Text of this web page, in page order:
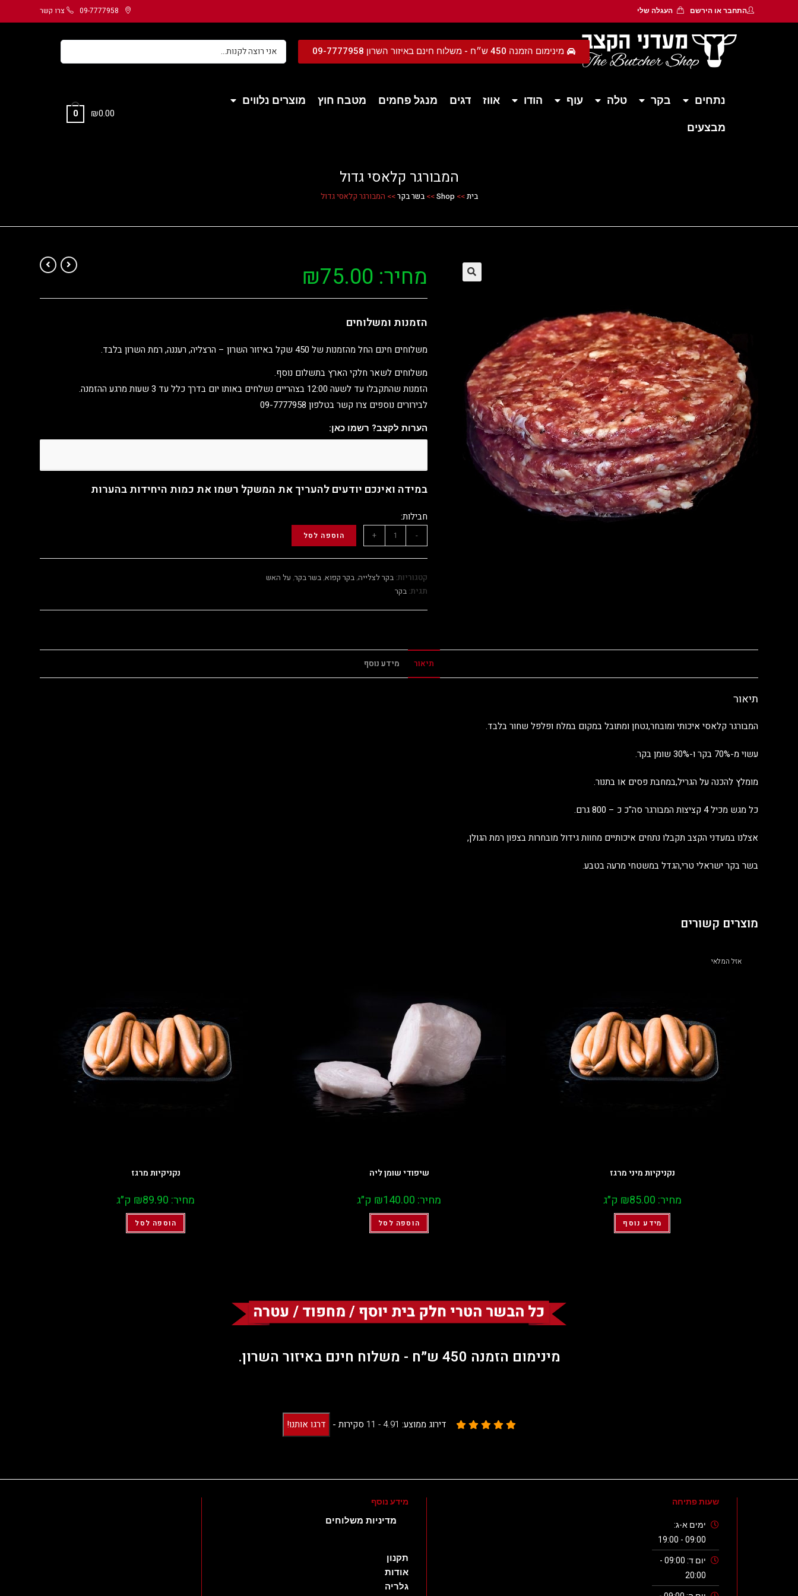
09-7777958 צרו קשר התחבר אוהירשם העגלה שלי
מינימום הזמנה 450 ש״ח - משלוח חינם באיזור השרון 09-7777958
נתחים בקר טלה עוף הודו אווז דגים מנגל פחמים מטבח חוץ מוצרים נלווים
מבצעים
₪0.00
0
המבורגר קלאסי גדול
בית>>
Shop
>>בשר בקר>> המבורגר קלאסי גדול
מחיר: ₪75.00
הזמנות ומשלוחים
משלוחים חינם החל מהזמנות של 450 שקל באיזור השרון – הרצליה, רעננה, רמת השרון בלבד.
משלוחים לשאר חלקי הארץ בתשלום נוסף.
הזמנות שהתקבלו עד לשעה 12:00 בצהריים נשלחים באותו יום בדרך כלל עד 3 שעות מרגע ההזמנה.
לבירורים נוספים צרו קשר בטלפון 09-7777958
הערות לקצב? רשמו כאן:
במידה ואינכם יודעים להעריך את המשקל רשמו את כמות היחידות בהערות
חבילות:
-
+ הוספה לסל
קטגוריות: בקר לצלייה, בקר קפוא, בשר בקר, על האש
תגית: בקר
תיאור מידע נוסף
תיאור
המבורגר קלאסי איכותי ומובחר,נטחן ומתובל במקום במלח ופלפל שחור בלבד.
עשוי מ-70% בקר ו-30% שומן בקר.
מומלץ להכנה על הגריל,במחבת פסים או בתנור.
כל מגש מכיל 4 קציצות המבורגר סה"כ כ – 800 גרם.
אצלנו במעדני הקצב תקבלו נתחים איכותיים מחוות גידול מובחרות בצפון רמת הגולן,
בשר בקר ישראלי טרי,הגדל במשטחי מרעה בטבע.
מוצרים קשורים
אזל המלאי
נקניקיות מיני מרגז
מחיר: ₪85.00 ק״ג
מידע נוסף
שיפודי שומן ליה
מחיר: ₪140.00 ק״ג
הוספה לסל
נקניקיות מרגז
מחיר: ₪89.90 ק״ג
הוספה לסל
מינימום הזמנה 450 ש״ח - משלוח חינם באיזור השרון.
דירוג ממוצע: 4.91 -
11 סקירות - דרגו אותנו!
שעות פתיחה
ימים א-ג:
09:00 - 19:00
יום ד: 09:00 -
20:00
מידע נוסף
מדיניות משלוחים
תקנון
אודות
גלריה